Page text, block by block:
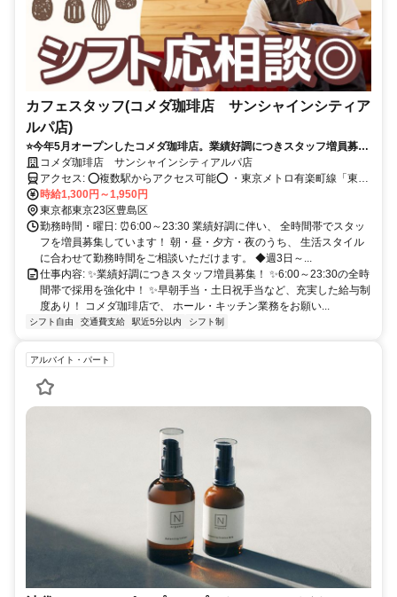
カフェスタッフ(コメダ珈琲店 サンシャインシティア
ルパ店)
⭐今年5月オープンしたコメダ珈琲店。業績好調につきスタッフ増員募
集！⭐6:00～23:30の全時間帯で募集中！⭕手当込みで最大時給1950円
⭕土日祝は時給100円UP⭕交通費全額支給⭕店内メニュー半額
コメダ珈琲店 サンシャインシティアルパ店
アクセス: ⭕複数駅からアクセス可能⭕ ・東京メトロ有楽町線「東池
袋駅」より徒歩3分 ・ＪＲ、西武池袋線、東武東上線、東京メトロ
「池袋駅」35番出口より徒歩8分 ・「東池袋四丁目駅」より徒歩4分
⭐交通費全額支給
時給1,300円～1,950円
東京都東京23区豊島区
勤務時間・曜日: ⏰6:00～23:30 業績好調に伴い、 全時間帯でスタッ
フを増員募集しています！ 朝・昼・夕方・夜のうち、 生活スタイル
に合わせて勤務時間をご相談いただけます。 ◆週3日～...
仕事内容: ✨業績好調につきスタッフ増員募集！ ✨6:00～23:30の全時
間帯で採用を強化中！ ✨早朝手当・土日祝手当など、充実した給与制
度あり！ コメダ珈琲店で、 ホール・キッチン業務をお願い...
シフト自由 交通費支給 駅近5分以内 シフト制
アルバイト・パート